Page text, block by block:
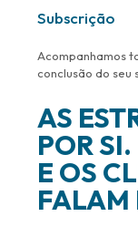
Subscrição
Acompanhamos
conclusão do seu
AS
POR SI.
E OS
FALAM